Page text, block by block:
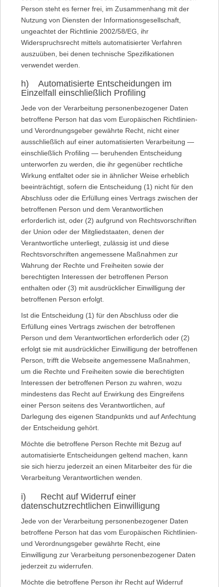
Person steht es ferner frei, im Zusammenhang mit der
Nutzung von Diensten der Informationsgesellschaft,
ungeachtet der Richtlinie 2002/58/EG, ihr
Widerspruchsrecht mittels automatisierter Verfahren
auszuüben, bei denen technische Spezifikationen
verwendet werden.
h) Automatisierte Entscheidungen im
Einzelfall einschließlich Profiling
Jede von der Verarbeitung personenbezogener Daten
betroffene Person hat das vom Europäischen Richtlinien-
und Verordnungsgeber gewährte Recht, nicht einer
ausschließlich auf einer automatisierten Verarbeitung —
einschließlich Profiling — beruhenden Entscheidung
unterworfen zu werden, die ihr gegenüber rechtliche
Wirkung entfaltet oder sie in ähnlicher Weise erheblich
beeinträchtigt, sofern die Entscheidung (1) nicht für den
Abschluss oder die Erfüllung eines Vertrags zwischen der
betroffenen Person und dem Verantwortlichen
erforderlich ist, oder (2) aufgrund von Rechtsvorschriften
der Union oder der Mitgliedstaaten, denen der
Verantwortliche unterliegt, zulässig ist und diese
Rechtsvorschriften angemessene Maßnahmen zur
Wahrung der Rechte und Freiheiten sowie der
berechtigten Interessen der betroffenen Person
enthalten oder (3) mit ausdrücklicher Einwilligung der
betroffenen Person erfolgt.
Ist die Entscheidung (1) für den Abschluss oder die
Erfüllung eines Vertrags zwischen der betroffenen
Person und dem Verantwortlichen erforderlich oder (2)
erfolgt sie mit ausdrücklicher Einwilligung der betroffenen
Person, trifft die Webseite angemessene Maßnahmen,
um die Rechte und Freiheiten sowie die berechtigten
Interessen der betroffenen Person zu wahren, wozu
mindestens das Recht auf Erwirkung des Eingreifens
einer Person seitens des Verantwortlichen, auf
Darlegung des eigenen Standpunkts und auf Anfechtung
der Entscheidung gehört.
Möchte die betroffene Person Rechte mit Bezug auf
automatisierte Entscheidungen geltend machen, kann
sie sich hierzu jederzeit an einen Mitarbeiter des für die
Verarbeitung Verantwortlichen wenden.
i) Recht auf Widerruf einer
datenschutzrechtlichen Einwilligung
Jede von der Verarbeitung personenbezogener Daten
betroffene Person hat das vom Europäischen Richtlinien-
und Verordnungsgeber gewährte Recht, eine
Einwilligung zur Verarbeitung personenbezogener Daten
jederzeit zu widerrufen.
Möchte die betroffene Person ihr Recht auf Widerruf